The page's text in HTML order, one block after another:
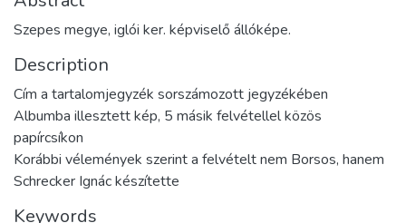
Szepes megye, iglói ker. képviselő állóképe.
Description
Cím a tartalomjegyzék sorszámozott jegyzékében
Albumba illesztett kép, 5 másik felvétellel közös
papírcsíkon
Korábbi vélemények szerint a felvételt nem Borsos, hanem
Schrecker Ignác készítette
Keywords